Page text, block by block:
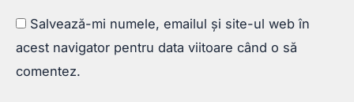
Salvează-mi numele, emailul și site-ul web în
acest navigator pentru data viitoare când o să
comentez.